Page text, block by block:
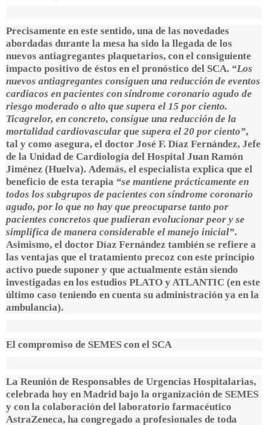
Precisamente en este sentido, una de las novedades
abordadas durante la mesa ha sido la llegada de los
nuevos antiagregantes plaquetarios, con el consiguiente
impacto positivo de éstos en el pronóstico del SCA. “Los
nuevos antiagregantes consiguen una reducción de eventos
cardiacos en pacientes con síndrome coronario agudo de
riesgo moderado o alto que supera el 15 por ciento.
Ticagrelor, en concreto, consigue una reducción de la
mortalidad cardiovascular que supera el 20 por ciento”,
tal y como asegura, el doctor José F. Díaz Fernández, Jefe
de la Unidad de Cardiología del Hospital Juan Ramón
Jiménez (Huelva). Además, el especialista explica que el
beneficio de esta terapia “se mantiene prácticamente en
todos los subgrupos de pacientes con síndrome coronario
agudo, por lo que no hay que preocuparse tanto por
pacientes concretos que pudieran evolucionar peor y se
simplifica de manera considerable el manejo inicial”.
Asimismo, el doctor Díaz Fernández también se refiere a
las ventajas que el tratamiento precoz con este principio
activo puede suponer y que actualmente están siendo
investigadas en los estudios PLATO y ATLANTIC (en este
último caso teniendo en cuenta su administración ya en la
ambulancia).
El compromiso de SEMES con el SCA
La Reunión de Responsables de Urgencias Hospitalarias,
celebrada hoy en Madrid bajo la organización de SEMES
y con la colaboración del laboratorio farmacéutico
AstraZeneca, ha congregado a profesionales de toda